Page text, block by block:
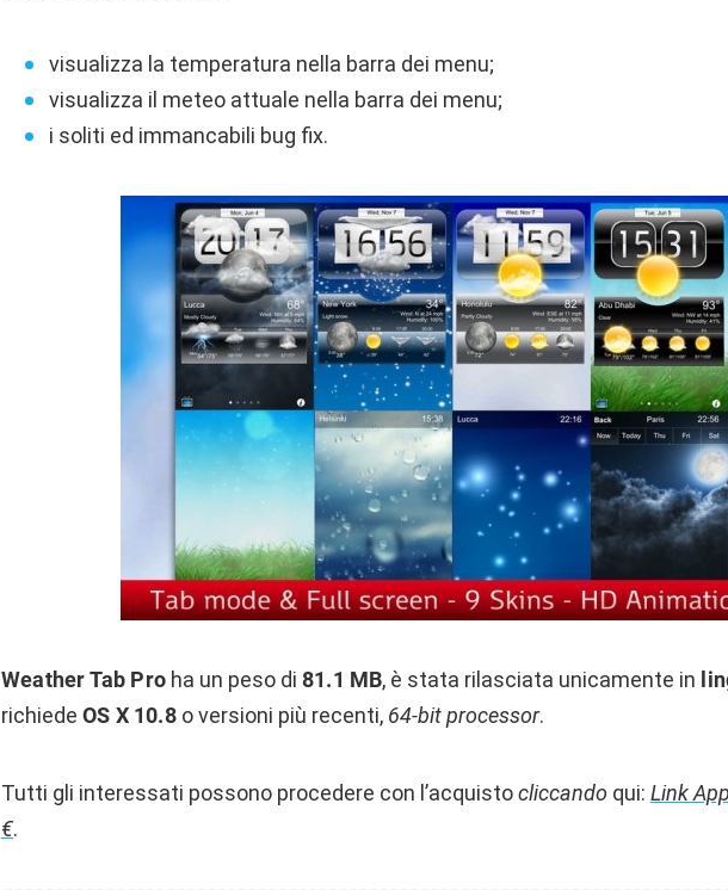
visualizza la temperatura nella barra dei menu;
visualizza il meteo attuale nella barra dei menu;
i soliti ed immancabili bug fix.
Weather Tab Pro ha un peso di 81.1 MB, è stata rilasciata unicamente in
richiede OS X 10.8o versioni più recenti, 64-bit processor.
Tutti gli interessati possono procedere con l’acquistocliccando qui: Link
€.